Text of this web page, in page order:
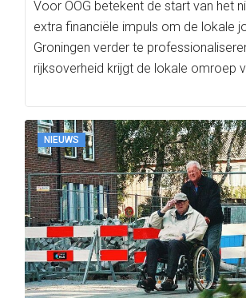
Voor OOG betekent de start van het
extra financiële impuls om de lokale
Groningen verder te
rijksoverheid krijgt de lokale omroep
NIEUWS